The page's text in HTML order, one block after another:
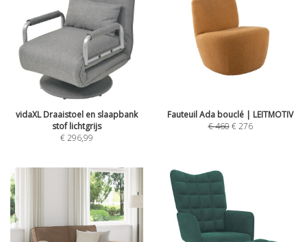
vidaXL Draaistoel en slaapbank
stof lichtgrijs
€296,99
Fauteuil Ada bouclé | LEITMOTIV
€460 €276